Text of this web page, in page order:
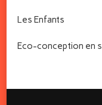
Les Enfants
Eco-conception en